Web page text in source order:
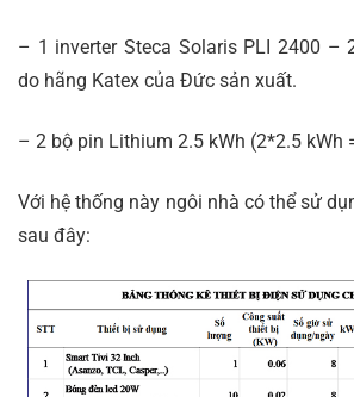
– 1 inverter Steca Solaris PLI 2400 –
do hãng Katex của Đức sản xuất.
– 2 bộ pin Lithium 2.5 kWh (2*2.5 kWh
Với hệ thống này ngôi nhà có thể sử
sau đây: